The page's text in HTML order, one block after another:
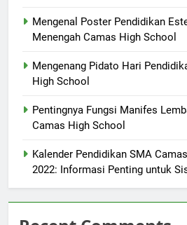
Mengenal Poster Pendidikan
Menengah Camas High School
Mengenang Pidato Hari
High School
Pentingnya Fungsi Manifes
Camas High School
Kalender Pendidikan SMA
2022: Informasi Penting untuk